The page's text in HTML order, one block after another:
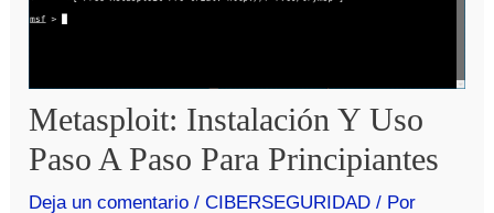
Metasploit: Instalación Y Uso
Paso A Paso Para Principiantes
Deja un comentario /CIBERSEGURIDAD / Por